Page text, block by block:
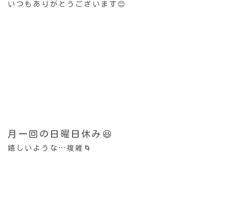
いつもありがとうございます😊
月一回の日曜日休み😆
嬉しいような…複雑🌀